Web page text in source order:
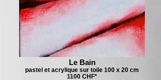
Le Bain
pastel et acrylique sur toile 100 x 20 cm
1100 CHF*